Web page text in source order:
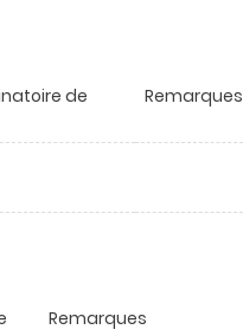
de
Remarques
Remarques